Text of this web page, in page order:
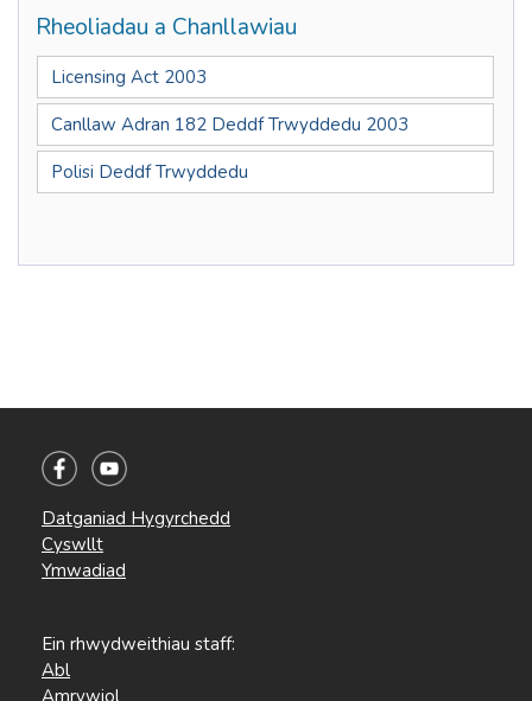
Rheoliadau a Chanllawiau
Licensing Act 2003
Canllaw Adran 182 Deddf Trwyddedu 2003
Polisi Deddf Trwyddedu
Datganiad Hygyrchedd
Cyswllt
Ymwadiad
Ein rhwydweithiau staff:
Abl
Amrywiol